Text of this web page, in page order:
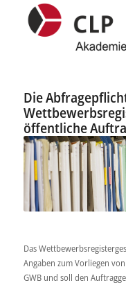
Die
öffentliche
Das
Angaben zum Vorliegen
GWB und soll den